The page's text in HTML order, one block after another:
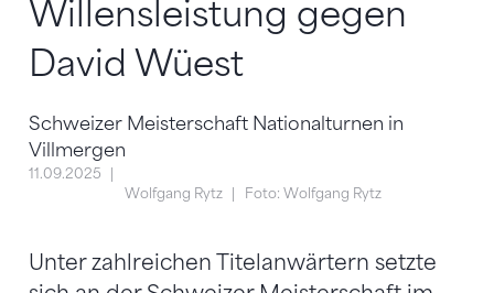
Willensleistung gegen
David Wüest
Schweizer Meisterschaft Nationalturnen in
Villmergen
11.09.2025
Wolfgang Rytz
Foto: Wolfgang Rytz
Unter zahlreichen Titelanwärtern setzte